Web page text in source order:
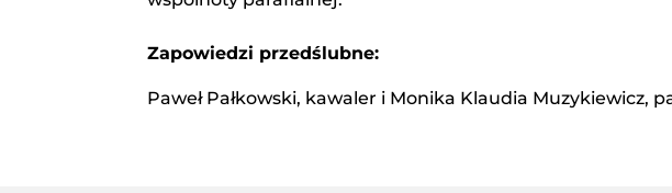
Zapowiedzi przedślubne:
Paweł Pałkowski, kawaler i Monika Klaudia Muzykiewicz,